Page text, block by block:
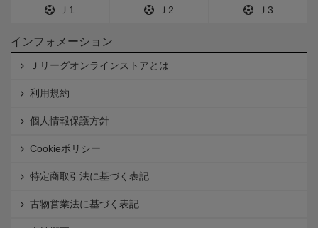
Ｊ1 Ｊ2 Ｊ3
インフォメーション
Ｊリーグオンラインストアとは
利用規約
個人情報保護方針
Cookieポリシー
特定商取引法に基づく表記
古物営業法に基づく表記